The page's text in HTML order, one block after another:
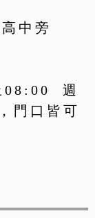
中旁
08:00 週
門口皆可